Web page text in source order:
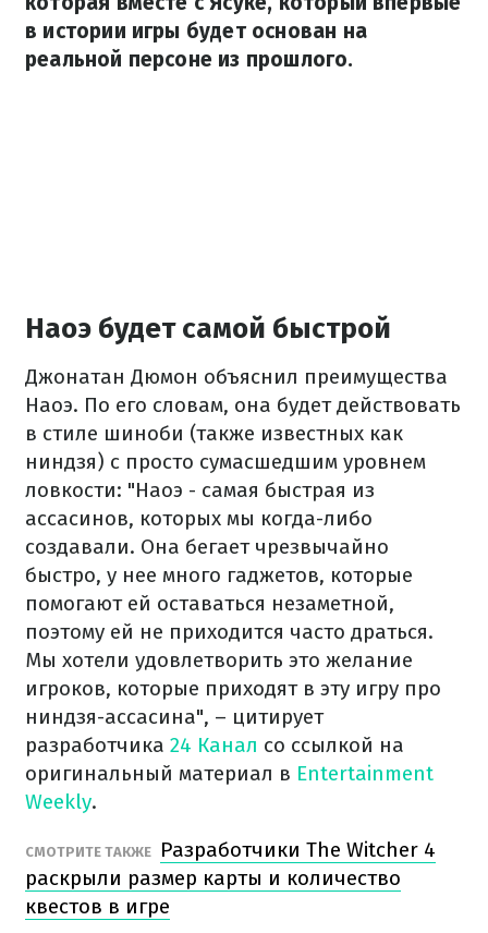
в истории игры будет основан на
реальной персоне из прошлого.
Наоэ будет самой быстрой
Джонатан Дюмон объяснил преимущества
Наоэ. По его словам, она будет действовать
в стиле шиноби (также известных как
ниндзя) с просто сумасшедшим уровнем
ловкости: "Наоэ - самая быстрая из
ассасинов, которых мы когда-либо
создавали. Она бегает чрезвычайно
быстро, у нее много гаджетов, которые
помогают ей оставаться незаметной,
поэтому ей не приходится часто драться.
Мы хотели удовлетворить это желание
игроков, которые приходят в эту игру про
ниндзя-ассасина", – цитирует
разработчика 24 Канал со ссылкой на
оригинальный материал в Entertainment
Weekly.
СМОТРИТЕ ТАКЖЕ
Разработчики The Witcher 4
раскрыли размер карты и количество
квестов в игре